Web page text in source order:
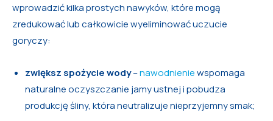
wprowadzić kilka prostych nawyków, które mogą
zredukować lub całkowicie wyeliminować uczucie
goryczy:
zwiększ spożycie wody–nawodnieniewspomaga
naturalne oczyszczanie jamy ustnej i pobudza
produkcję śliny, która neutralizuje nieprzyjemny smak;